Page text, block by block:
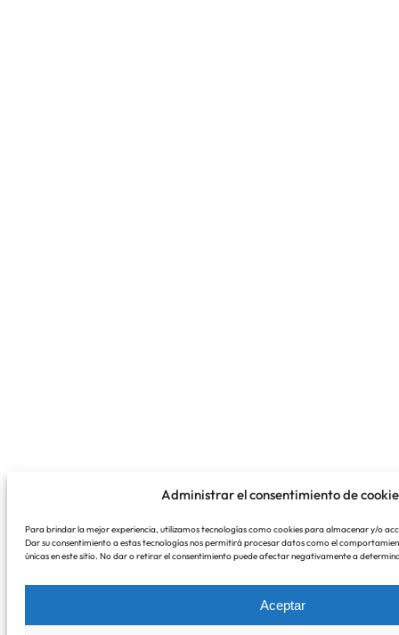
Administrar el consentimiento de
Para brindar la mejor experiencia, utilizamos tecnologías como cookies para almacenar y/o
Dar su consentimiento a estas tecnologías nos permitirá procesar datos como el
únicas en este sitio. No dar o retirar el consentimiento puede afectar negativamente a
Aceptar